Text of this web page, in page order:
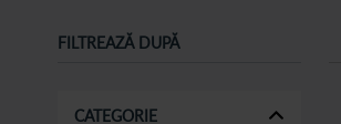
FILTREAZĂ DUPĂ
CATEGORIE